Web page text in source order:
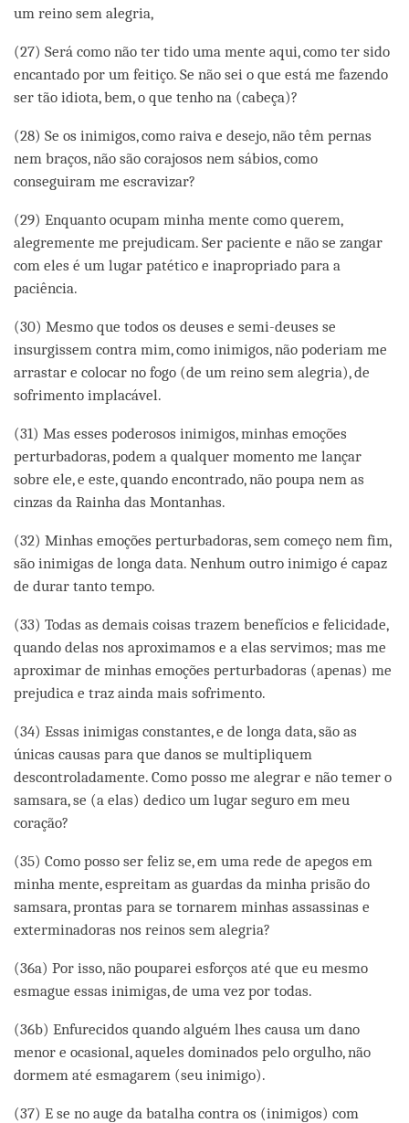
um reino sem alegria,
(27) Será como não ter tido uma mente aqui, como ter sido
encantado por um feitiço. Se não sei o que está me fazendo
ser tão idiota, bem, o que tenho na (cabeça)?
(28) Se os inimigos, como raiva e desejo, não têm pernas
nem braços, não são corajosos nem sábios, como
conseguiram me escravizar?
(29) Enquanto ocupam minha mente como querem,
alegremente me prejudicam. Ser paciente e não se zangar
com eles é um lugar patético e inapropriado para a
paciência.
(30) Mesmo que todos os deuses e semi-deuses se
insurgissem contra mim, como inimigos, não poderiam me
arrastar e colocar no fogo (de um reino sem alegria), de
sofrimento implacável.
(31) Mas esses poderosos inimigos, minhas emoções
perturbadoras, podem a qualquer momento me lançar
sobre ele, e este, quando encontrado, não poupa nem as
cinzas da Rainha das Montanhas.
(32) Minhas emoções perturbadoras, sem começo nem fim,
são inimigas de longa data. Nenhum outro inimigo é capaz
de durar tanto tempo.
(33) Todas as demais coisas trazem benefícios e felicidade,
quando delas nos aproximamos e a elas servimos; mas me
aproximar de minhas emoções perturbadoras (apenas) me
prejudica e traz ainda mais sofrimento.
(34) Essas inimigas constantes, e de longa data, são as
únicas causas para que danos se multipliquem
descontroladamente. Como posso me alegrar e não temer o
samsara, se (a elas) dedico um lugar seguro em meu
coração?
(35) Como posso ser feliz se, em uma rede de apegos em
minha mente, espreitam as guardas da minha prisão do
samsara, prontas para se tornarem minhas assassinas e
exterminadoras nos reinos sem alegria?
(36a) Por isso, não pouparei esforços até que eu mesmo
esmague essas inimigas, de uma vez por todas.
(36b) Enfurecidos quando alguém lhes causa um dano
menor e ocasional, aqueles dominados pelo orgulho, não
dormem até esmagarem (seu inimigo).
(37) E se no auge da batalha contra os (inimigos) com